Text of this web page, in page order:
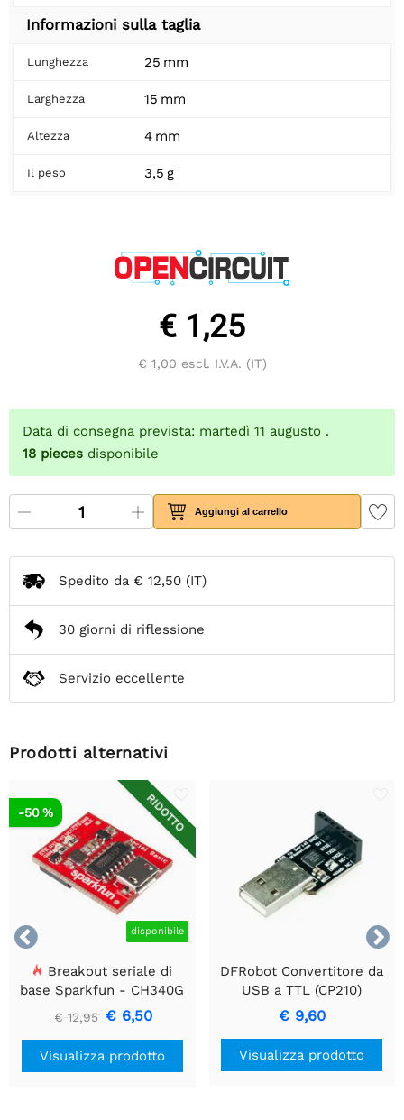
Informazioni sulla taglia
Lunghezza 25 mm
Larghezza 15 mm
Altezza 4 mm
Il peso 3,5 g
€ 1,25
€ 1,00 escl. I.V.A. (IT)
Data di consegna prevista: martedì 11 augusto .
18 pieces disponibile
Aggiungi al carrello
Spedito da € 12,50 (IT)
30 giorni di riflessione
Servizio eccellente
Prodotti alternativi


RIDOTTO
disponibile
-50 %
Breakout seriale di
base Sparkfun - CH340G
€ 12,95 € 6,50
Visualizza prodotto
DFRobot Convertitore da
USB a TTL (CP210)
€ 9,60
Visualizza prodotto